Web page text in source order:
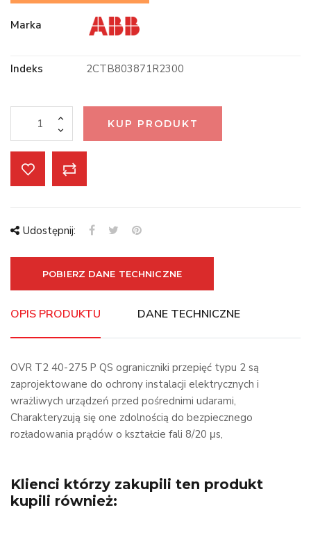
Marka
Indeks 2CTB803871R2300
KUP PRODUKT
Udostępnij:
POBIERZ DANE TECHNICZNE
OPIS PRODUKTU DANE TECHNICZNE
OVR T2 40-275 P QS ograniczniki przepięć typu 2 są
zaprojektowane do ochrony instalacji elektrycznych i
wrażliwych urządzeń przed pośrednimi udarami,
Charakteryzują się one zdolnością do bezpiecznego
rozładowania prądów o kształcie fali 8/20 μs,
Klienci którzy zakupili ten produkt
kupili również: